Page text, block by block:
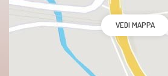
VEDI MAPPA